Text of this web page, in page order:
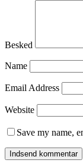
Besked
Name
Email Address
Website
Save my name,